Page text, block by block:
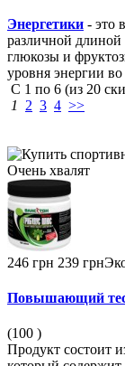
Энергетики - это
различной длиной
глюкозы и
уровня энергии
С 1 по 6 (из 20
1
2 3 4 >>
Очень хвалят
246 грн 239 грн
Повышающий
(100 )
Продукт состоит